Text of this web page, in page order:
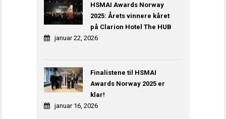
HSMAI Awards Norway
2025: Årets vinnere kåret
på Clarion Hotel The HUB
januar 22, 2026
Finalistene til HSMAI
Awards Norway 2025 er
klar!
januar 16, 2026